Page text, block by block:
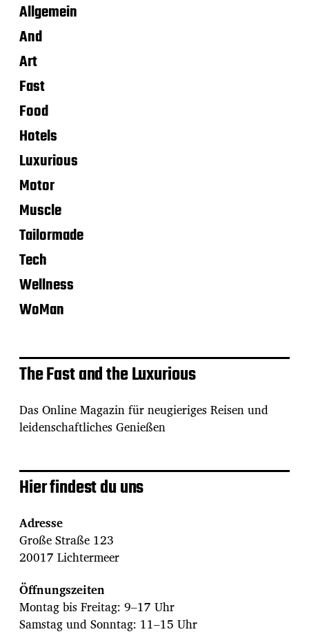
Allgemein
And
Art
Fast
Food
Hotels
Luxurious
Motor
Muscle
Tailormade
Tech
Wellness
WoMan
The Fast and the Luxurious
Das Online Magazin für neugieriges Reisen und
leidenschaftliches Genießen
Hier findest du uns
Adresse
Große Straße 123
20017 Lichtermeer
Öffnungszeiten
Montag bis Freitag: 9–17 Uhr
Samstag und Sonntag: 11–15 Uhr